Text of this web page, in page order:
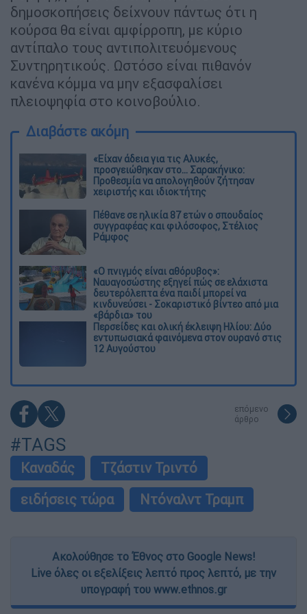
δημοσκοπήσεις δείχνουν πάντως ότι η
κούρσα θα είναι αμφίρροπη, με κύριο
αντίπαλο τους αντιπολιτευόμενους
Συντηρητικούς. Ωστόσο είναι πιθανόν
κανένα κόμμα να μην εξασφαλίσει
πλειοψηφία στο κοινοβούλιο.
Διαβάστε ακόμη
«Είχαν άδεια για τις Αλυκές,
προσγειώθηκαν στο... Σαρακήνικο:
Προθεσμία να απολογηθούν ζήτησαν
χειριστής και ιδιοκτήτης
Πέθανε σε ηλικία 87 ετών ο σπουδαίος
συγγραφέας και φιλόσοφος, Στέλιος
Ράμφος
«Ο πνιγμός είναι αθόρυβος»:
Ναυαγοσώστης εξηγεί πώς σε ελάχιστα
δευτερόλεπτα ένα παιδί μπορεί να
κινδυνεύσει - Σοκαριστικό βίντεο από μια
«βάρδια» του
Περσείδες και ολική έκλειψη Ηλίου: Δύο
εντυπωσιακά φαινόμενα στον ουρανό στις
12 Αυγούστου
επόμενο
άρθρο
#TAGS
Καναδάς
Τζάστιν Τριντό
ειδήσεις τώρα
Ντόναλντ Τραμπ
Ακολούθησε το Έθνος στο Google News!
Live όλες οι εξελίξεις λεπτό προς λεπτό, με την
υπογραφή του www.ethnos.gr